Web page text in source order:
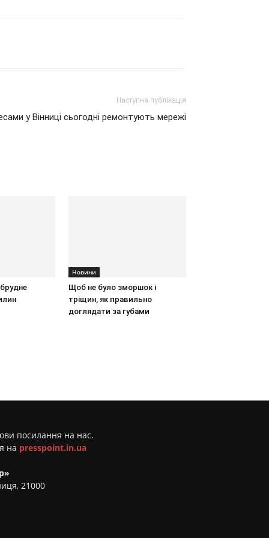
Наступна публікація
у Вінниці сьогодні ремонтують мережі
Новини
Щоб не було зморшок і
тріщин, як правильно
доглядати за губами
посилання на нас.
на presspoint.in.ua
21000